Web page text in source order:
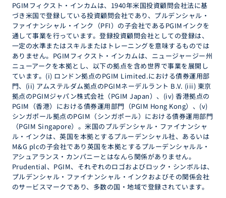
PGIMフィクスト・インカムは、1940年米国投資顧問会社法に基
づき米国で登録している投資顧問会社であり、プルデンシャル・
ファイナンシャル・インク（PFI）の子会社であるPGIMインクを
通して事業を行っています。登録投資顧問会社としての登録は、
一定の水準またはスキルまたはトレーニングを意味するものでは
ありません。PGIMフィクスト・インカムは、ニュージャージー州
ニューアークを本拠とし、以下の拠点を含め世界で事業を展開し
ています。(i) ロンドン拠点のPGIM Limited.における債券運用部
門、(ii) アムステルダム拠点のPGIMネーデルラント B.V. (iii) 東京
拠点のPGIMジャパン株式会社（PGIM Japan）、(iv) 香港拠点の
PGIM（香港）における債券運用部門（PGIM Hong Kong）、(v)
シンガポール拠点のPGIM（シンガポール）における債券運用部門
（PGIM Singapore）。米国のプルデンシャル・ファイナンシャ
ル・インクは、英国を本拠とするプルーデンシャル社、あるいは
M&G plcの子会社であり英国を本拠とするプルーデンシャルル・
アシュアランス・カンパニーとはなんら関係がありません。
Prudential、PGIM、それぞれのロゴおよびロック・シンボルは、
プルデンシャル・ファイナンシャル・インクおよびその関係会社
のサービスマークであり、多数の国・地域で登録されています。